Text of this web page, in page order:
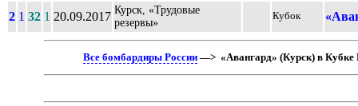
2 1 32 1 20.09.2017 Курск, «Трудовые
резервы»
Кубок
Все бомбардиры России —> «Авангард» (Курск) в Кубке